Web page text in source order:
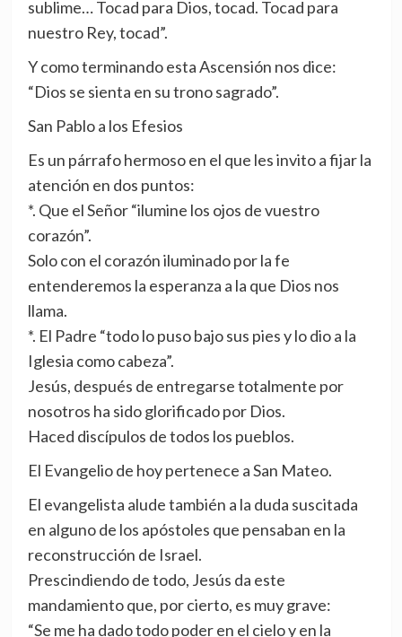
sublime… Tocad para Dios, tocad. Tocad para
nuestro Rey, tocad”.
Y como terminando esta Ascensión nos dice:
“Dios se sienta en su trono sagrado”.
San Pablo a los Efesios
Es un párrafo hermoso en el que les invito a fijar la
atención en dos puntos:
*. Que el Señor “ilumine los ojos de vuestro
corazón”.
Solo con el corazón iluminado por la fe
entenderemos la esperanza a la que Dios nos
llama.
*. El Padre “todo lo puso bajo sus pies y lo dio a la
Iglesia como cabeza”.
Jesús, después de entregarse totalmente por
nosotros ha sido glorificado por Dios.
Haced discípulos de todos los pueblos.
El Evangelio de hoy pertenece a San Mateo.
El evangelista alude también a la duda suscitada
en alguno de los apóstoles que pensaban en la
reconstrucción de Israel.
Prescindiendo de todo, Jesús da este
mandamiento que, por cierto, es muy grave:
“Se me ha dado todo poder en el cielo y en la